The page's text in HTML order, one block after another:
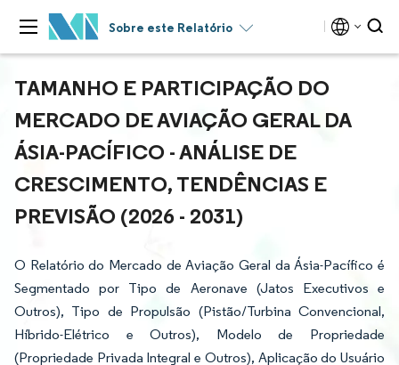
Sobre este Relatório
TAMANHO E PARTICIPAÇÃO DO
MERCADO DE AVIAÇÃO GERAL DA
ÁSIA-PACÍFICO - ANÁLISE DE
CRESCIMENTO, TENDÊNCIAS E
PREVISÃO (2026 - 2031)
O Relatório do Mercado de Aviação Geral da Ásia-Pacífico é
Segmentado por Tipo de Aeronave (Jatos Executivos e
Outros), Tipo de Propulsão (Pistão/Turbina Convencional,
Híbrido-Elétrico e Outros), Modelo de Propriedade
(Propriedade Privada Integral e Outros), Aplicação do Usuário